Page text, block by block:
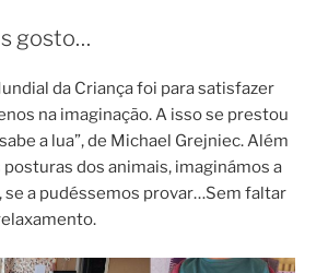
gosto…
da Criança foi para satisfazer
na imaginação. A isso se prestou
a lua”, de Michael Grejniec. Além
dos animais, imaginámos a
se a pudéssemos provar…Sem faltar